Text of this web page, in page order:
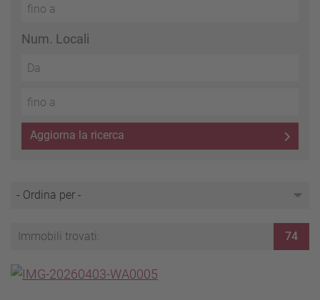
Immobili trovati: 74
Num. Locali
Aggiorna la ricerca